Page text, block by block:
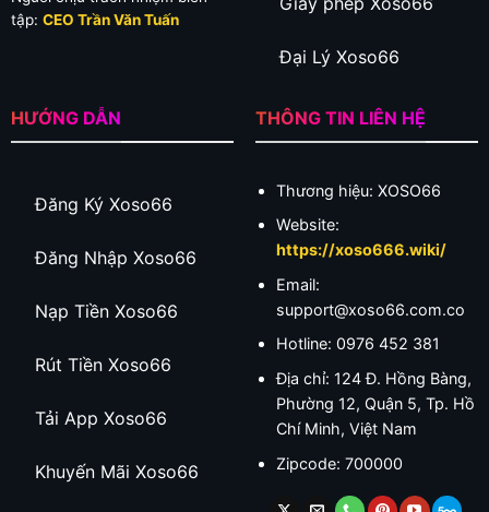
tập: CEO Trần Văn Tuấn
Đại Lý Xoso66
HƯỚNG DẪN
Đăng Ký Xoso66
Đăng Nhập Xoso66
Nạp Tiền Xoso66
Rút Tiền Xoso66
Tải App Xoso66
Khuyến Mãi Xoso66
THÔNG TIN LIÊN HỆ
Thương hiệu: XOSO66
Website:
https://xoso666.wiki/
Email:
support@xoso66.com.co
Hotline: 0976 452 381
Địa chỉ: 124 Đ. Hồng Bàng,
Phường 12, Quận 5, Tp. Hồ
Chí Minh, Việt Nam
Zipcode: 700000